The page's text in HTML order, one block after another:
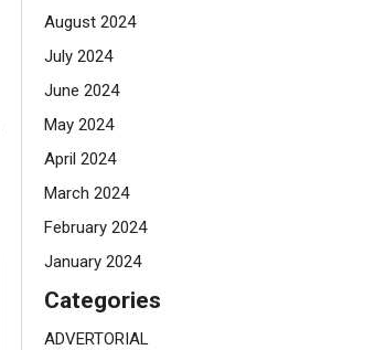
August 2024
July 2024
June 2024
May 2024
April 2024
March 2024
February 2024
January 2024
Categories
ADVERTORIAL